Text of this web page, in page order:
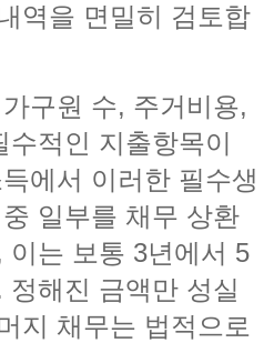
역을 면밀히 검토합
구원 수, 주거비용,
적인 지출항목이
에서 이러한 필수생
일부를 채무 상환
이는 보통 3년에서 5
정해진 금액만 성실
지 채무는 법적으로